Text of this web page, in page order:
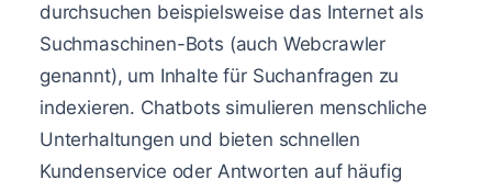
durchsuchen beispielsweise das Internet als
Suchmaschinen-Bots (auch Webcrawler
genannt), um Inhalte für Suchanfragen zu
indexieren. Chatbots simulieren menschliche
Unterhaltungen und bieten schnellen
Kundenservice oder Antworten auf häufig